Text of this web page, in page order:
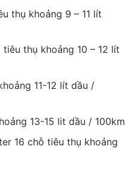
thụ khoảng 9 – 11 lít
thụ khoảng 10 – 12 lít
11-12 lít dầu /
13-15 lit dầu / 100km
16 chỗ tiêu thụ khoảng